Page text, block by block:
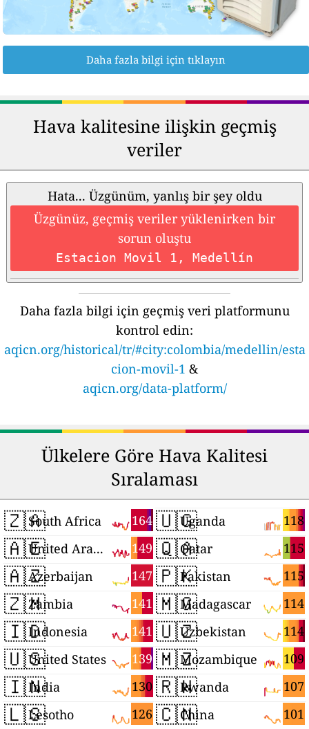
Daha fazla bilgi için tıklayın
Hava kalitesine ilişkin geçmiş
veriler
Hata... Üzgünüm, yanlış bir şey oldu
Üzgünüz, geçmiş veriler yüklenirken bir
sorun oluştu
Estacion Movil 1, Medellín
Daha fazla bilgi için geçmiş veri platformunu
kontrol edin:
aqicn.org/historical/tr/#city:colombia/medellin/esta
cion-movil-1 &
aqicn.org/data-platform/
Ülkelere Göre Hava Kalitesi
Sıralaması
🇿🇦 164
South Africa
🇦🇪 149
United Arab Emirates
🇦🇿 147
Azerbaijan
🇿🇲 141
Zambia
🇮🇩 141
Indonesia
🇺🇸 139
United States
🇮🇳 130
India
🇱🇸 126
Lesotho
🇺🇬 118
Uganda
🇶🇦 115
Qatar
🇵🇰 115
Pakistan
🇲🇬 114
Madagascar
🇺🇿 114
Uzbekistan
🇲🇿 109
Mozambique
🇷🇼 107
Rwanda
🇨🇳 101
China